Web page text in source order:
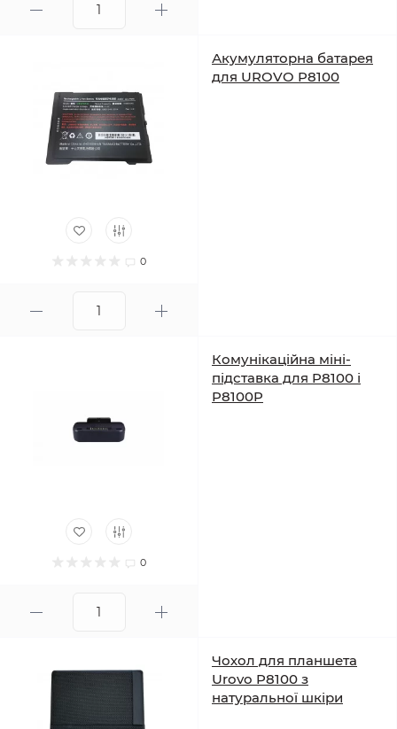
0
Акумуляторна батарея
для UROVO P8100
0
Комунікаційна міні-
підставка для P8100 і
P8100P
Чохол для планшета
Urovo P8100 з
натуральної шкіри